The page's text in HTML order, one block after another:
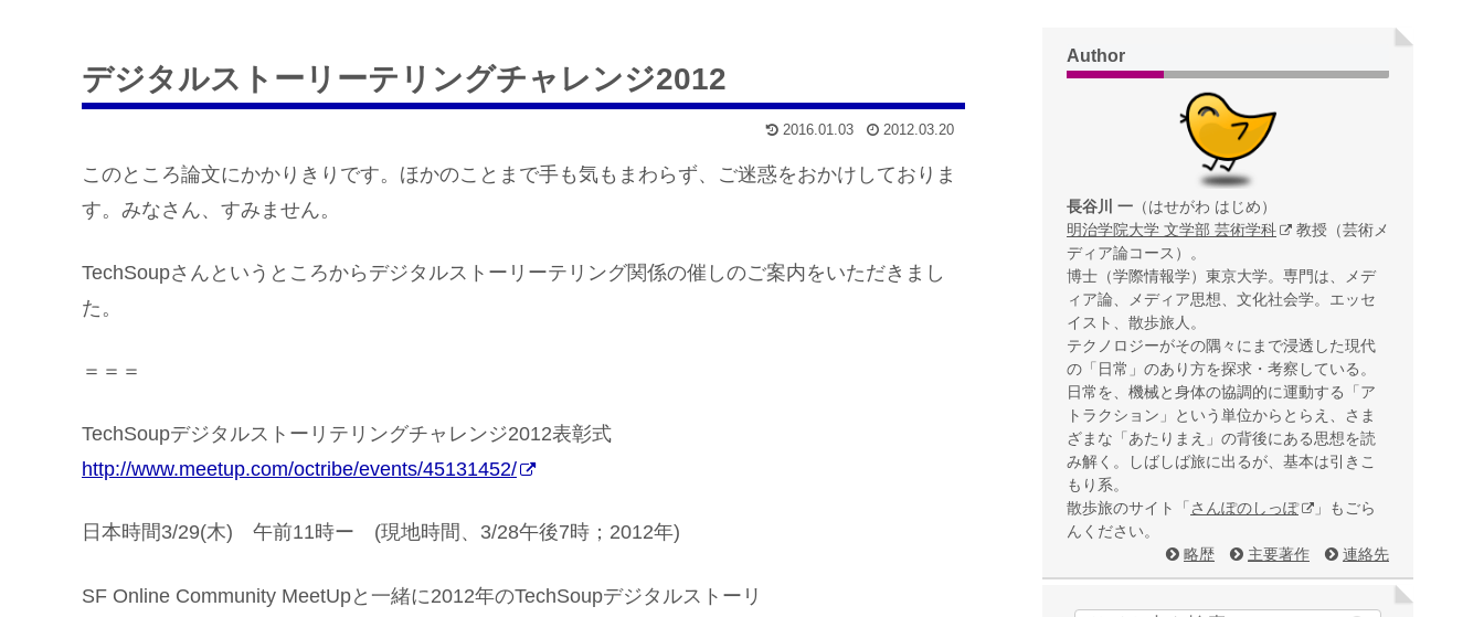
デジタルストーリーテリングチャレンジ2012
2016.01.03 2012.03.20
このところ論文にかかりきりです。ほかのことまで手も気もまわらず、ご迷惑をおかけしておりま
す。みなさん、すみません。
TechSoupさんというところからデジタルストーリーテリング関係の催しのご案内をいただきまし
た。
＝＝＝
TechSoupデジタルストーリテリングチャレンジ2012表彰式
http://www.meetup.com/octribe/events/45131452/
日本時間3/29(木) 午前11時ー (現地時間、3/28午後7時；2012年)
SF Online Community MeetUpと一緒に2012年のTechSoupデジタルストーリ
Author
長谷川 一 （はせがわ はじめ）
明治学院大学 文学部 芸術学科
教授（芸術メ
ディア論コース）。
博士（学際情報学）東京大学。専門は、メデ
ィア論、メディア思想、文化社会学。エッセ
イスト、散歩旅人。
テクノロジーがその隅々にまで浸透した現代
の「日常」のあり方を探求・考察している。
日常を、機械と身体の協調的に運動する「ア
トラクション」という単位からとらえ、さま
ざまな「あたりまえ」の背後にある思想を読
み解く。しばしば旅に出るが、基本は引きこ
もり系。
散歩旅のサイト「さんぽのしっぽ
」もごら
んください。
略歴
主要著作 連絡先